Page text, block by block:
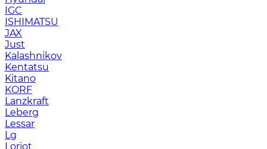
IGC
ISHIMATSU
JAX
Just
Kalashnikov
Kentatsu
Kitano
KORF
Lanzkraft
Leberg
Lessar
Lg
Loriot